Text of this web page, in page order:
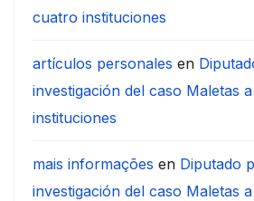
cuatro instituciones
artículos personales en
investigación del caso Maletas
instituciones
mais informações en Diputado
investigación del caso Maletas